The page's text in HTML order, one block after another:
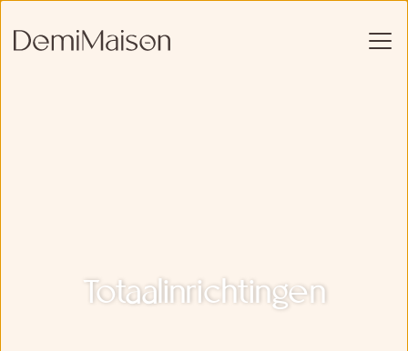
Totaalinrichtingen